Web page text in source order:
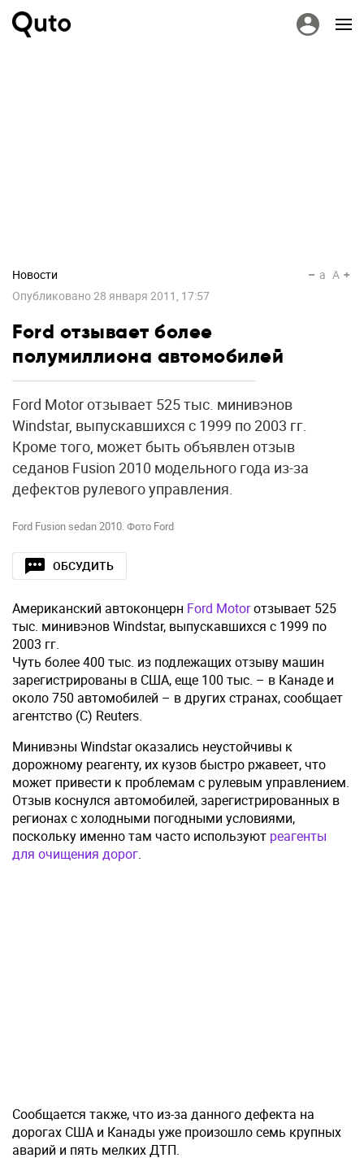
Новости
Опубликовано28 января 2011, 17:57
a A
Ford отзывает более
полумиллиона автомобилей
Ford Motor отзывает 525 тыс. минивэнов
Windstar, выпускавшихся с 1999 по 2003 гг.
Кроме того, может быть объявлен отзыв
седанов Fusion 2010 модельного года из-за
дефектов рулевого управления.
Ford Fusion sedan 2010. Фото Ford
ОБСУДИТЬ
Американский автоконцерн Ford Motorотзывает 525
тыс. минивэнов Windstar, выпускавшихся с 1999 по
2003 гг.
Чуть более 400 тыс. из подлежащих отзыву машин
зарегистрированы в США, еще 100 тыс. – в Канаде и
около 750 автомобилей – в других странах, сообщает
агентство (С) Reuters.
Минивэны Windstar оказались неустойчивы к
дорожному реагенту, их кузов быстро ржавеет, что
может привести к проблемам с рулевым управлением.
Отзыв коснулся автомобилей, зарегистрированных в
регионах с холодными погодными условиями,
поскольку именно там часто используют реагенты
для очищения дорог.
Сообщается также, что из-за данного дефекта на
дорогах США и Канады уже произошло семь крупных
аварий и пять мелких ДТП.